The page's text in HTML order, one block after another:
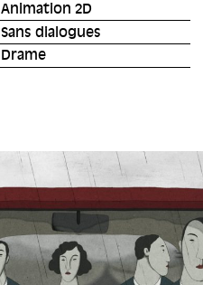
Animation 2D
Sans dialogues
Drame